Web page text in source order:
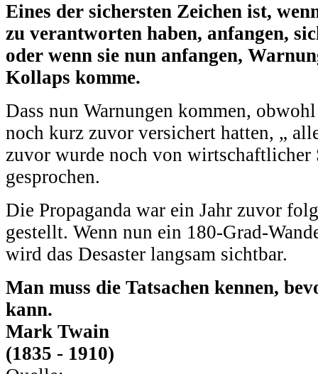
Eines der sichersten Zeichen ist,
zu verantworten haben, anfangen,
oder wenn sie nun anfangen,
Kollaps komme.
Dass nun Warnungen kommen,
noch kurz zuvor versichert hatten, „
zuvor wurde noch von wirtschaftlicher
gesprochen.
Die Propaganda war ein Jahr zuvor
gestellt. Wenn nun ein 180-Grad-
wird das Desaster langsam sichtbar.
Man muss die Tatsachen kennen,
kann.
Mark Twain
(1835 - 1910)